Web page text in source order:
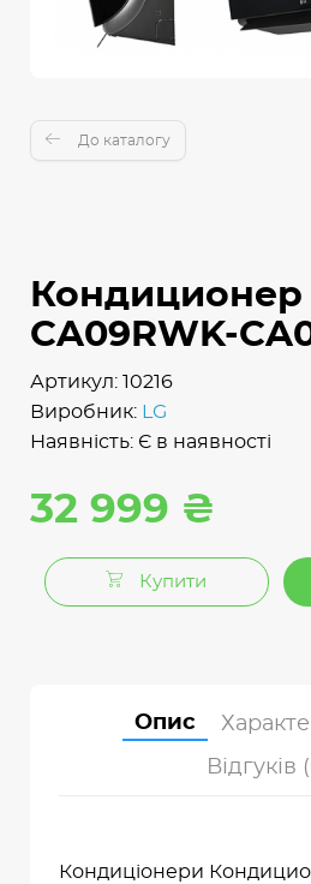
До каталогу
Кондиционер
CA09RWK-
Артикул: 10216
Виробник:
LG
Наявність: Є в наявності
32 999 ₴
Купити
Опис
Відгуків
Кондиціонери